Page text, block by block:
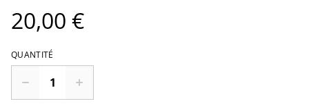
20,00 €
QUANTITÉ